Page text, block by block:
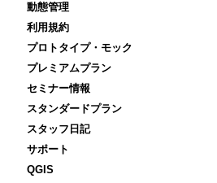
動態管理
利用規約
プロトタイプ・モック
プレミアムプラン
セミナー情報
スタンダードプラン
スタッフ日記
サポート
QGIS